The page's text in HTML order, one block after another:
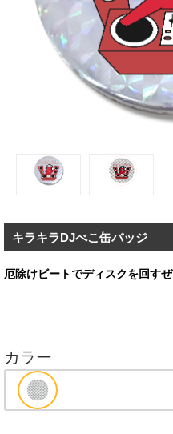
キラキラDJべこ缶バッジ
厄除けビートでディスクを回すぜ
カラー